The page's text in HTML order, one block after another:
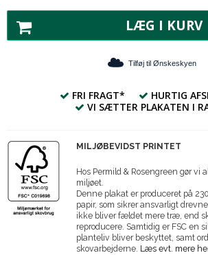
LÆG I KURV
Tilføj til Ønskeskyen
FRI FRAGT*
HURTIG
VI SÆTTER PLAKATEN I
MILJØBEVIDST PRINTET
Hos Permild & Rosengreen gør vi
miljøet.
Denne plakat er produceret på
papir, som sikrer ansvarligt
ikke bliver fældet mere træ, end
reproducere. Samtidig er FSC en
planteliv bliver beskyttet, samt
skovarbejderne. Læs evt. mere